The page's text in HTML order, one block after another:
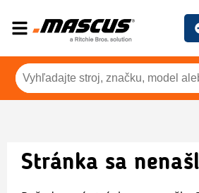
Stránka sa